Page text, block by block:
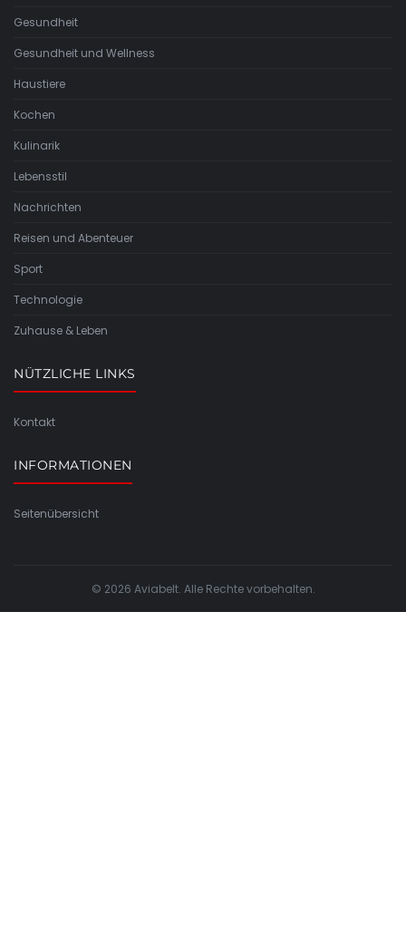
Gesundheit
Gesundheit und Wellness
Haustiere
Kochen
Kulinarik
Lebensstil
Nachrichten
Reisen und Abenteuer
Sport
Technologie
Zuhause & Leben
NÜTZLICHE LINKS
Kontakt
INFORMATIONEN
Seitenübersicht
© 2026 Aviabelt. Alle Rechte vorbehalten.